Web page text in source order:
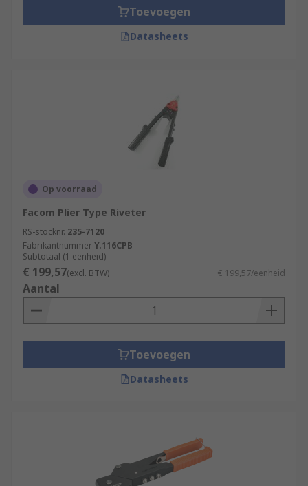
Toevoegen
Datasheets
Op voorraad
Facom Plier Type Riveter
RS-stocknr. 235-7120
FabrikantnummerY.116CPB
Subtotaal (1 eenheid)
€ 199,57(excl. BTW) € 199,57/eenheid
Aantal
Toevoegen
Datasheets